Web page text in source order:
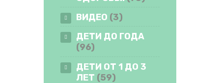
ВИДЕО (3)
ДЕТИ ДО ГОДА
(96)
ДЕТИ ОТ 1 ДО 3
ЛЕТ (59)